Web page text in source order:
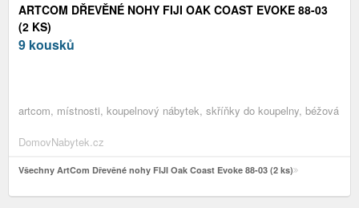
ARTCOM DŘEVĚNÉ NOHY FIJI OAK COAST EVOKE 88-03
(2 KS)
9 kousků
artcom, místnosti, koupelnový nábytek, skříňky do koupelny, béžová
DomovNabytek.cz
Všechny ArtCom Dřevěné nohy FIJI Oak Coast Evoke 88-03 (2 ks)